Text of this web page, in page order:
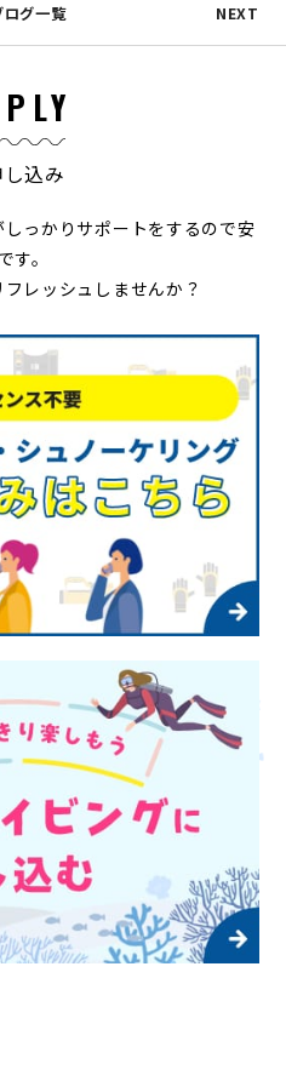
ログ一覧 NEXT
込み
っかりサポートをするので安
す。
レッシュしませんか？